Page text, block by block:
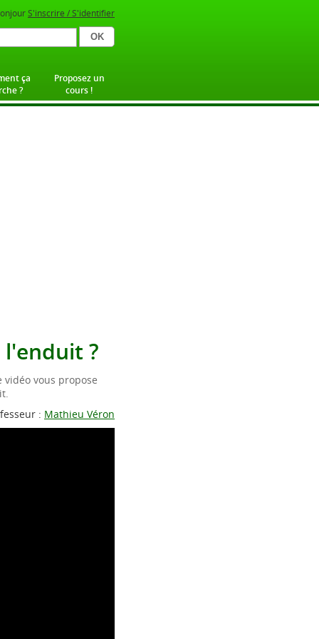
S'inscrire / S'identifier
ça
?
Proposez un
cours !
?
vous propose
: Mathieu Véron